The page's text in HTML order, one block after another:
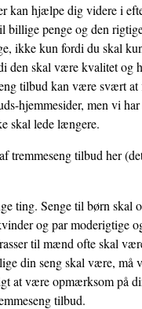
kan hjælpe dig videre i
billige penge og den
ikke kun fordi du skal
den skal være kvalitet og
tilbud kan være svært
hjemmesider, men vi
skal lede længere.
tremmeseng tilbud her
ting. Senge til børn skal
og par moderigtige
til mænd ofte skal
din seng skal være, må
at være opmærksom på
tilbud.